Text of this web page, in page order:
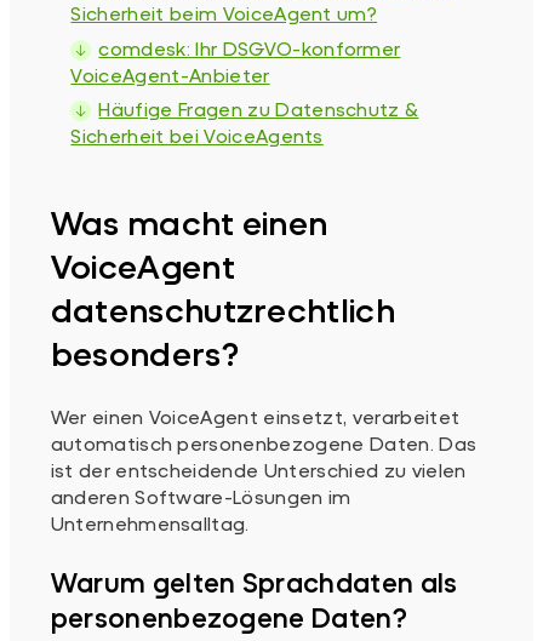
Sicherheit beim VoiceAgent um?
comdesk: Ihr DSGVO-konformer
VoiceAgent-Anbieter
Häufige Fragen zu Datenschutz &
Sicherheit bei VoiceAgents
Was macht einen
VoiceAgent
datenschutzrechtlich
besonders?
Wer einen VoiceAgent einsetzt, verarbeitet
automatisch personenbezogene Daten. Das
ist der entscheidende Unterschied zu vielen
anderen Software-Lösungen im
Unternehmensalltag.
Warum gelten Sprachdaten als
personenbezogene Daten?